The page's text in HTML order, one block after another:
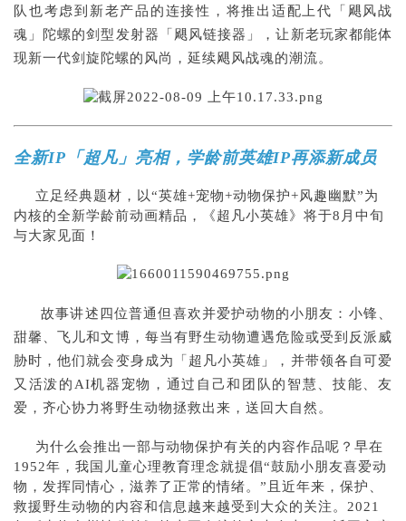
队也考虑到新老产品的连接性，将推出适配上代「飓风战
魂」陀螺的剑型发射器「飓风链接器」，让新老玩家都能体
现新一代剑旋陀螺的风尚，延续飓风战魂的潮流。
全新IP「超凡」亮相，学龄前英雄IP再添新成员
立足经典题材，以“英雄+宠物+动物保护+风趣幽默”为
内核的全新学龄前动画精品，《超凡小英雄》将于8月中旬
与大家见面！
故事讲述四位普通但喜欢并爱护动物的小朋友：小锋、
甜馨、飞儿和文博，每当有野生动物遭遇危险或受到反派威
胁时，他们就会变身成为「超凡小英雄」，并带领各自可爱
又活泼的AI机器宠物，通过自己和团队的智慧、技能、友
爱，齐心协力将野生动物拯救出来，送回大自然。
为什么会推出一部与动物保护有关的内容作品呢？早在
1952年，我国儿童心理教育理念就提倡“鼓励小朋友喜爱动
物，发挥同情心，滋养了正常的情绪。”且近年来，保护、
救援野生动物的内容和信息越来越受到大众的关注。2021